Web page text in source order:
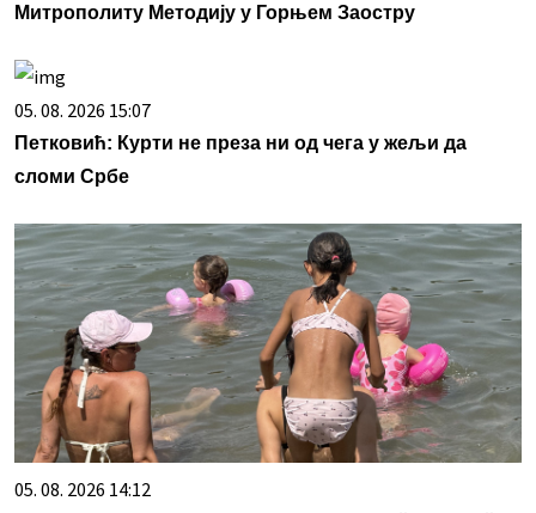
Митрополиту Методију у Горњем Заостру
05. 08. 2026 15:07
Петковић: Курти не преза ни од чега у жељи да
сломи Србе
05. 08. 2026 14:12